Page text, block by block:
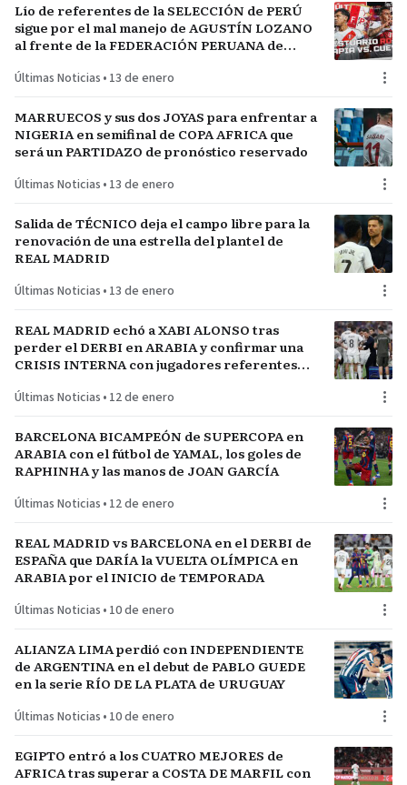
Lío de referentes de la SELECCIÓN de PERÚ
sigue por el mal manejo de AGUSTÍN LOZANO
al frente de la FEDERACIÓN PERUANA de
Últimas Noticias • 13 de enero
MARRUECOS y sus dos JOYAS para enfrentar a
NIGERIA en semifinal de COPA AFRICA que
será un PARTIDAZO de pronóstico reservado
Últimas Noticias • 13 de enero
Salida de TÉCNICO deja el campo libre para la
renovación de una estrella del plantel de
REAL MADRID
Últimas Noticias • 13 de enero
REAL MADRID echó a XABI ALONSO tras
perder el DERBI en ARABIA y confirmar una
CRISIS INTERNA con jugadores referentes
Últimas Noticias • 12 de enero
BARCELONA BICAMPEÓN de SUPERCOPA en
ARABIA con el fútbol de YAMAL, los goles de
RAPHINHA y las manos de JOAN GARCÍA
Últimas Noticias • 12 de enero
REAL MADRID vs BARCELONA en el DERBI de
ESPAÑA que DARÍA la VUELTA OLÍMPICA en
ARABIA por el INICIO de TEMPORADA
Últimas Noticias • 10 de enero
ALIANZA LIMA perdió con INDEPENDIENTE
de ARGENTINA en el debut de PABLO GUEDE
en la serie RÍO DE LA PLATA de URUGUAY
Últimas Noticias • 10 de enero
EGIPTO entró a los CUATRO MEJORES de
AFRICA tras superar a COSTA DE MARFIL con